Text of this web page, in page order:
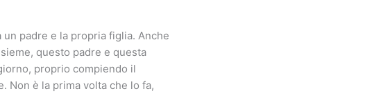
padre e la propria figlia. Anche
questo padre e questa
proprio compiendo il
Non è la prima volta che lo fa,